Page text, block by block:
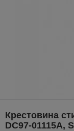
Крестовина
DC97-01115A,